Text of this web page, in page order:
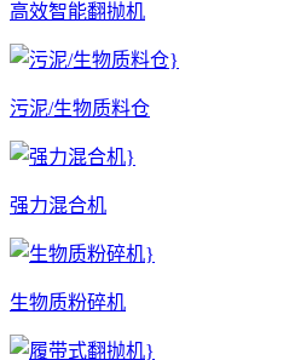
高效智能翻抛机
污泥/生物质料仓
强力混合机
生物质粉碎机